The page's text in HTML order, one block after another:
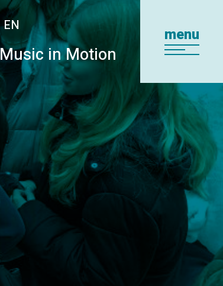
EN
Music in Motion
menu